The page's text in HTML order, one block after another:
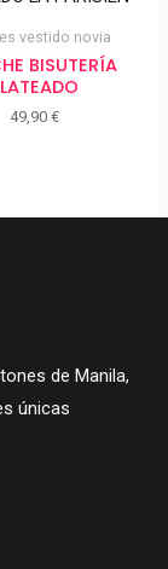
vestido novia
BISUTERÍA
49,90 €
de Manila,
únicas